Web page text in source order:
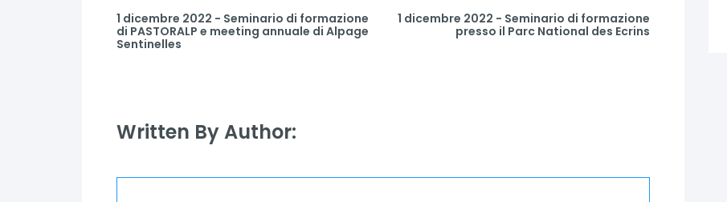
1 dicembre 2022 - Seminario di formazione
di PASTORALP e meeting annuale di Alpage
Sentinelles
1 dicembre 2022 - Seminario di formazione
presso il Parc National des Ecrins
Written By Author: